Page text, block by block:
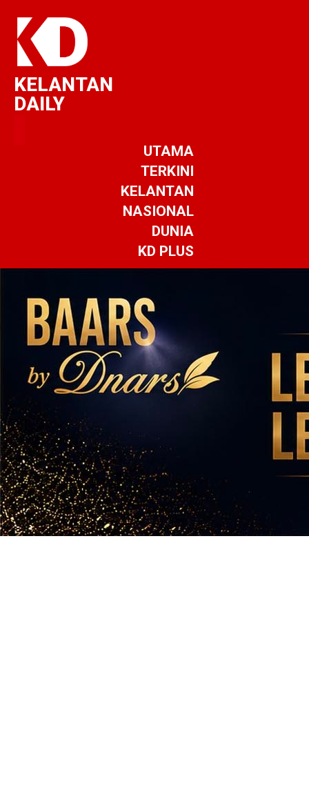
KELANTAN
DAILY
UTAMA
TERKINI
KELANTAN
NASIONAL
DUNIA
KD PLUS